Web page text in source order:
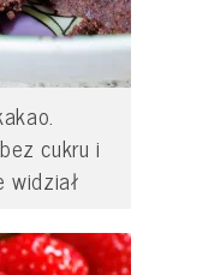
cukru i
widział